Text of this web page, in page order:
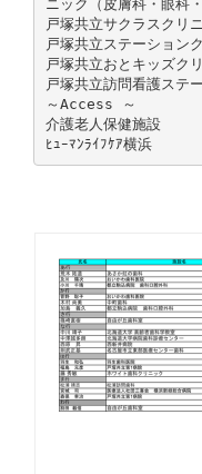
ニック（皮膚科・眼科
戸塚共立サクラスクリ
戸塚共立ステーション
戸塚共立おとキッズク
戸塚共立訪問看護ステ
～Access ～
介護老人保健施設
ﾋｭｰﾏﾝﾗｲﾌｹｱ横浜